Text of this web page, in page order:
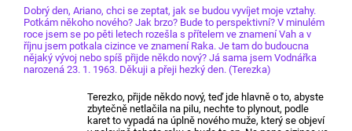
Dobrý den, Ariano, chci se zeptat, jak se budou vyvíjet moje vztahy.
Potkám někoho nového? Jak brzo? Bude to perspektivní? V minulém
roce jsem se po pěti letech rozešla s přítelem ve znamení Vah a v
říjnu jsem potkala cizince ve znamení Raka. Je tam do budoucna
nějaký vývoj nebo spíš přijde někdo nový? Já sama jsem Vodnářka
narozená 23. 1. 1963. Děkuji a přeji hezký den. (Terezka)
Terezko, přijde někdo nový, teď jde hlavně o to, abyste
zbytečně netlačila na pilu, nechte to plynout, podle
karet to vypadá na úplně nového muže, který se objeví